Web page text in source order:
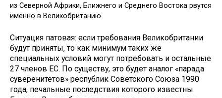
из Северной Африки, Ближнего и Среднего Востока рвутся
именно в Великобританию.
Ситуация патовая: если требования Великобритании
будут приняты, то как минимум таких же
специальных условий могут потребовать и остальные
27 членов ЕС. По существу, это будет аналог «парада
суверенитетов» республик Советского Союза 1990
года, печальные последствия которого известны.